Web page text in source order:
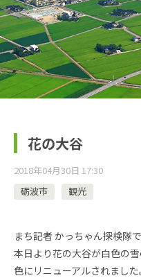
花の大谷
2018年04月30日 17:30
砺波市
観光
まち記者 かっちゃん探検隊
本日より花の大谷が白色の
色にリニューアルされまし